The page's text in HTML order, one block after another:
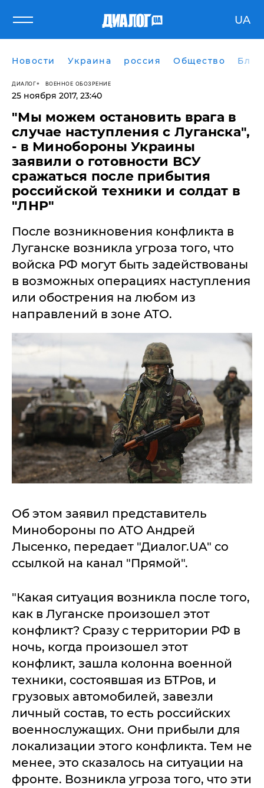
UA
Новости Украина россия Общество
ДИАЛОГ ВОЕННОЕ ОБОЗРЕНИЕ
25 ноября 2017, 23:40
"Мы можем остановить врага в
случае наступления с Луганска",
- в Минобороны Украины
заявили о готовности ВСУ
сражаться после прибытия
российской техники и солдат в
"ЛНР"
После возникновения конфликта в
Луганске возникла угроза того, что
войска РФ могут быть задействованы
в возможных операциях наступления
или обострения на любом из
направлений в зоне АТО.
Об этом заявил представитель
Минобороны по АТО Андрей
Лысенко, передает "Диалог.UA" со
ссылкой на канал "Прямой".
"Какая ситуация возникла после того,
как в Луганске произошел этот
конфликт? Сразу с территории РФ в
ночь, когда произошел этот
конфликт, зашла колонна военной
техники, состоявшая из БТРов, и
грузовых автомобилей, завезли
личный состав, то есть российских
военнослужащих. Они прибыли для
локализации этого конфликта. Тем не
менее, это сказалось на ситуации на
фронте. Возникла угроза того, что эти